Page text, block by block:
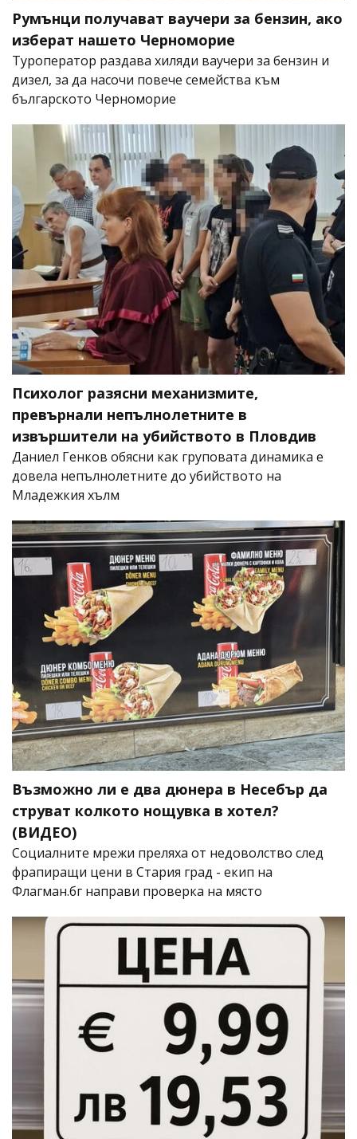
Румънци получават ваучери за бензин, ако
изберат нашето Черноморие
Туроператор раздава хиляди ваучери за бензин и
дизел, за да насочи повече семейства към
българското Черноморие
Психолог разясни механизмите,
превърнали непълнолетните в
извършители на убийството в Пловдив
Даниел Генков обясни как груповата динамика е
довела непълнолетните до убийството на
Младежкия хълм
Възможно ли е два дюнера в Несебър да
струват колкото нощувка в хотел?
(ВИДЕО)
Социалните мрежи преляха от недоволство след
фрапиращи цени в Стария град - екип на
Флагман.бг направи проверка на място